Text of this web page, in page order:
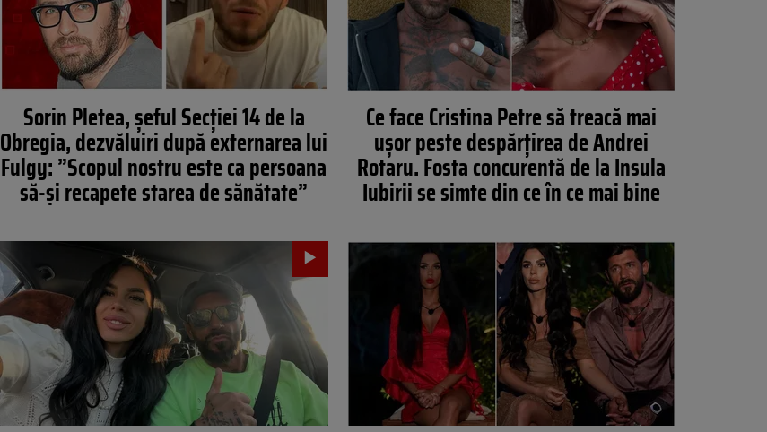
Sorin Pletea, șeful Secției 14 de la
Obregia, dezvăluiri după externarea lui
Fulgy: ”Scopul nostru este ca persoana
să-și recapete starea de sănătate”
Ce face Cristina Petre să treacă mai
ușor peste despărțirea de Andrei
Rotaru. Fosta concurentă de la Insula
Iubirii se simte din ce în ce mai bine